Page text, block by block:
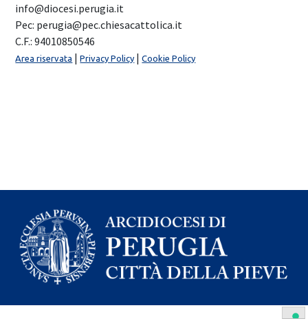
info@diocesi.perugia.it
Pec: perugia@pec.chiesacattolica.it
C.F.: 94010850546
Area riservata |Privacy Policy |Cookie Policy